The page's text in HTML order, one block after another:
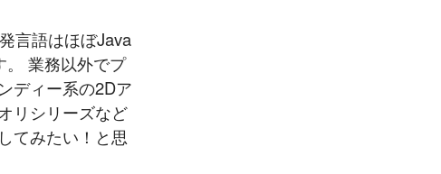
言語はほぼJava
。 業務以外でプ
ディー系の2Dア
リシリーズなど
てみたい！と思